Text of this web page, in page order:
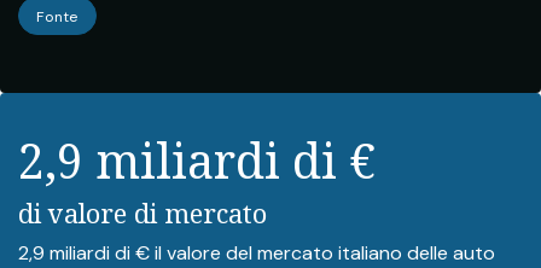
Fonte
2,9 miliardi di €
di valore di mercato
2,9 miliardi di € il valore del mercato italiano delle auto